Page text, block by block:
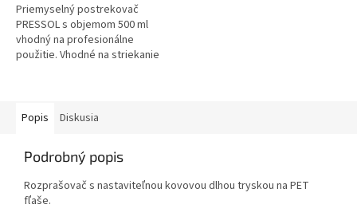
Priemyselný postrekovač
PRESSOL s objemom 500 ml
vhodný na profesionálne
použitie. Vhodné na striekanie
Popis
Diskusia
Podrobný popis
Rozprašovač s nastaviteľnou kovovou dlhou tryskou na PET
fľaše.